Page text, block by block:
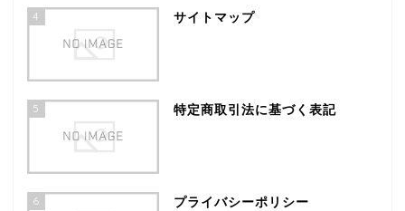
4 サイトマップ
5 特定商取引法に基づく表記
6 プライバシーポリシー